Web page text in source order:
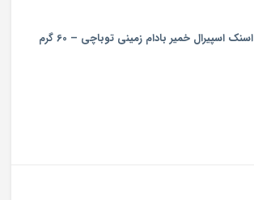
اسنک اسپیرال خمیر بادام زمینی توباچی – 60 گرم